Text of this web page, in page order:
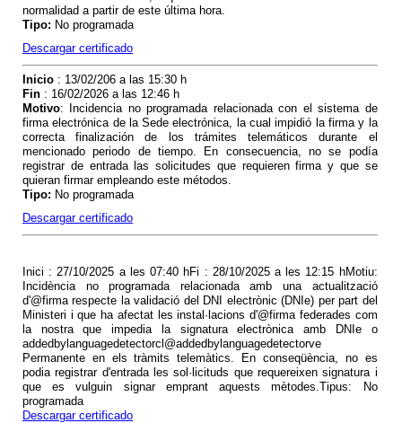
normalidad a partir de este última hora.
Tipo: No programada
Descargar certificado
Inicio : 13/02/206 a las 15:30 h
Fin : 16/02/2026 a las 12:46 h
Motivo: Incidencia no programada relacionadacon el sistema de
firma electrónica de la Sede electrónica, la cual impidió la firma y la
correcta finalización de los trámites telemáticos durante el
mencionado periodo de tiempo. En consecuencia, no se podía
registrar de entrada las solicitudes que requieren firma y que se
quieran firmar empleando este métodos.
Tipo: No programada
Descargar certificado
Inici : 27/10/2025 a les 07:40 hFi : 28/10/2025 a les 12:15 hMotiu:
Incidència no programada relacionada amb una actualització
d'@firma respecte la validació del DNI electrònic (DNIe) per part del
Ministeri i que ha afectat les instal·lacions d'@firma federades com
la nostra que impedia la signatura electrònica amb DNIe o
addedbylanguagedetectorcl@addedbylanguagedetectorve
Permanente en els tràmits telemàtics. En conseqüència, no es
podia registrar d'entrada les sol·licituds que requereixen signatura i
que es vulguin signar emprant aquests mètodes.Tipus: No
programada
Descargar certificado